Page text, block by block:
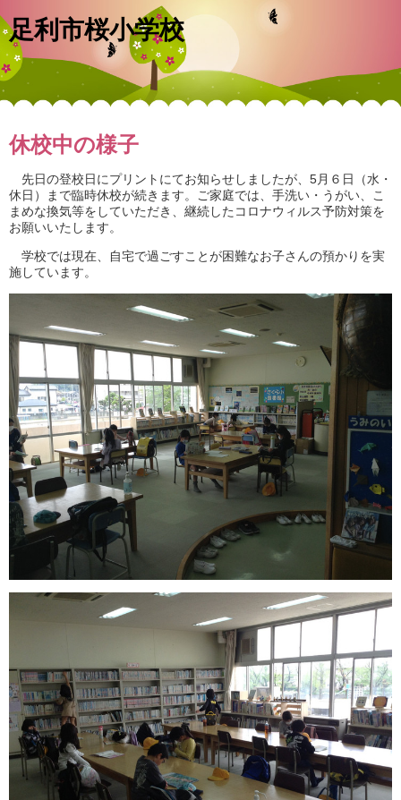
足利市桜小学校
休校中の様子
先日の登校日にプリントにてお知らせしましたが、5月６日（水・
休日）まで臨時休校が続きます。ご家庭では、手洗い・うがい、こ
まめな換気等をしていただき、継続したコロナウィルス予防対策を
お願いいたします。
学校では現在、自宅で過ごすことが困難なお子さんの預かりを実
施しています。